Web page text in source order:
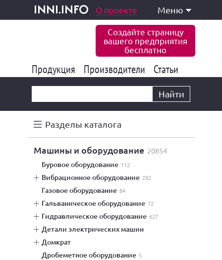
inni.info
и услуги О проекте Меню
Создайте страницу
вашего предприятия
бесплатно
Продукция 177 832
Производители 6 770
Статьи
Найти
Разделы каталога
машины и оборудование 20854
буровое оборудование 112
вибрационное оборудование 282
газовое оборудование 84
гальваническое оборудование 72
гидравлическое оборудование 627
детали электрических машин
домкрат
дробеметное оборудование 5